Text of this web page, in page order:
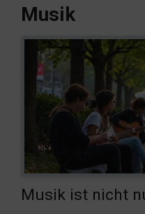
Musik
Musik ist nicht